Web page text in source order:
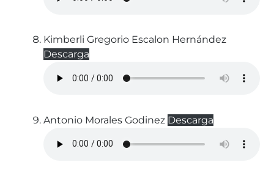
Kimberli Gregorio Escalon Hernández
Descarga
Antonio Morales Godinez Descarga